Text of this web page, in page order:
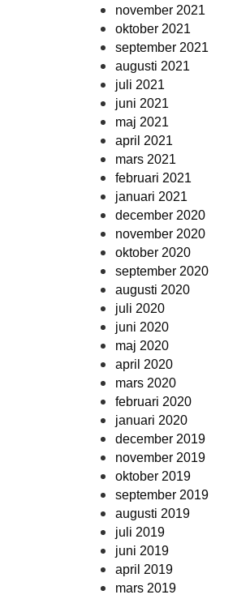
november 2021
oktober 2021
september 2021
augusti 2021
juli 2021
juni 2021
maj 2021
april 2021
mars 2021
februari 2021
januari 2021
december 2020
november 2020
oktober 2020
september 2020
augusti 2020
juli 2020
juni 2020
maj 2020
april 2020
mars 2020
februari 2020
januari 2020
december 2019
november 2019
oktober 2019
september 2019
augusti 2019
juli 2019
juni 2019
april 2019
mars 2019